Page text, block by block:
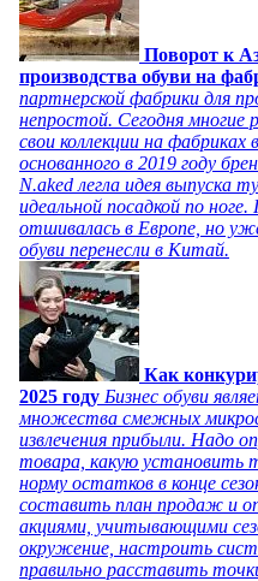
Поворот к
производства обуви на
партнерской фабрики для
непростой. Сегодня
свои коллекции на
основанного в 2019 году
N.aked легла идея выпуска
идеальной посадкой по
отшивалась в Европе, но
обуви перенесли в Китай.
Как
2025 году Бизнес обуви
множества смежных
извлечения прибыли. Надо
товара, какую установить
норму остатков в конце
составить план продаж и
акциями, учитывающими
окружение, настроить
правильно расставить